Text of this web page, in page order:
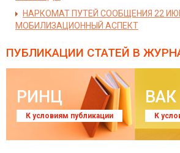
НАРКОМАТ ПУТЕЙ СООБЩЕНИЯ 22
МОБИЛИЗАЦИОННЫЙ АСПЕКТ
ПУБЛИКАЦИИ СТАТЕЙ В
РИНЦ
К условиям публикации
ВАК
К